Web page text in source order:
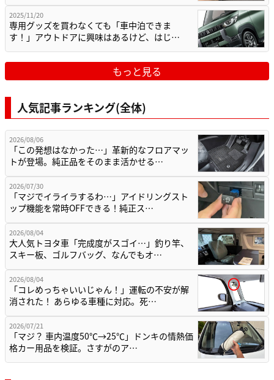
2025/11/20
専用グッズを買わなくても「車中泊できま
す！」アウトドアに興味はあるけど、はじ…
もっと見る
人気記事ランキング(全体)
2026/08/06
「この発想はなかった…」革新的なフロアマッ
トが登場。純正品をそのまま活かせる…
2026/07/30
「マジでイライラするわ…」アイドリングスト
ップ機能を常時OFFできる！純正ス…
2026/08/04
大人気トヨタ車「完成度がスゴイ…」釣り竿、
スキー板、ゴルフバッグ、なんでもオ…
2026/08/04
「コレめっちゃいいじゃん！」運転の不安が解
消された！ あらゆる車種に対応。死…
2026/07/21
「マジ？ 車内温度50℃→25℃」ドンキの情熱価
格カー用品を検証。さすがのア…